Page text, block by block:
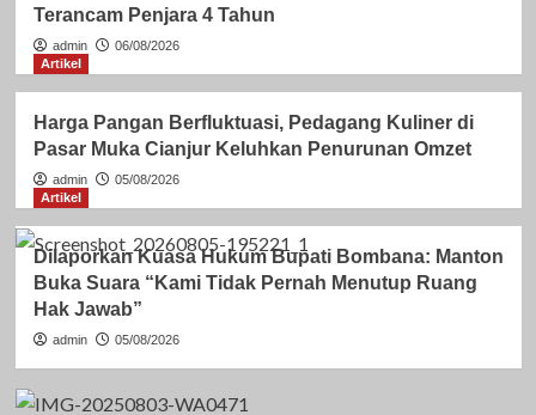
Terancam Penjara 4 Tahun
admin
06/08/2026
Artikel
Harga Pangan Berfluktuasi, Pedagang Kuliner di
Pasar Muka Cianjur Keluhkan Penurunan Omzet
admin
05/08/2026
Artikel
Dilaporkan Kuasa Hukum Bupati Bombana: Manton
Buka Suara “Kami Tidak Pernah Menutup Ruang
Hak Jawab”
admin 05/08/2026